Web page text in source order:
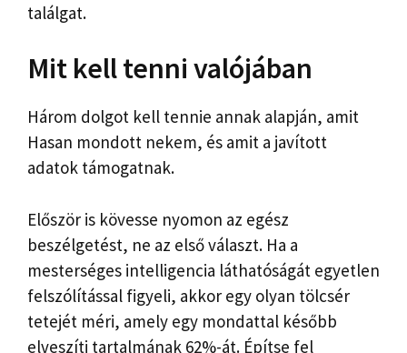
találgat.
Mit kell tenni valójában
Három dolgot kell tennie annak alapján, amit
Hasan mondott nekem, és amit a javított
adatok támogatnak.
Először is kövesse nyomon az egész
beszélgetést, ne az első választ. Ha a
mesterséges intelligencia láthatóságát egyetlen
felszólítással figyeli, akkor egy olyan tölcsér
tetejét méri, amely egy mondattal később
elveszíti tartalmának 62%-át. Építse fel